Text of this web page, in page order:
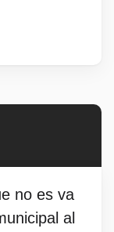
no es va
al